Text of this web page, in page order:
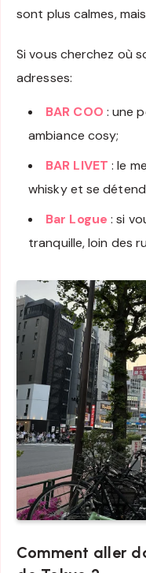
sont plus calmes,
Si vous cherchez où
adresses:
BAR COO : une
ambiance cosy;
BAR LIVET : le
whisky et se
Bar Logue : si
tranquille, loin des
Comment aller